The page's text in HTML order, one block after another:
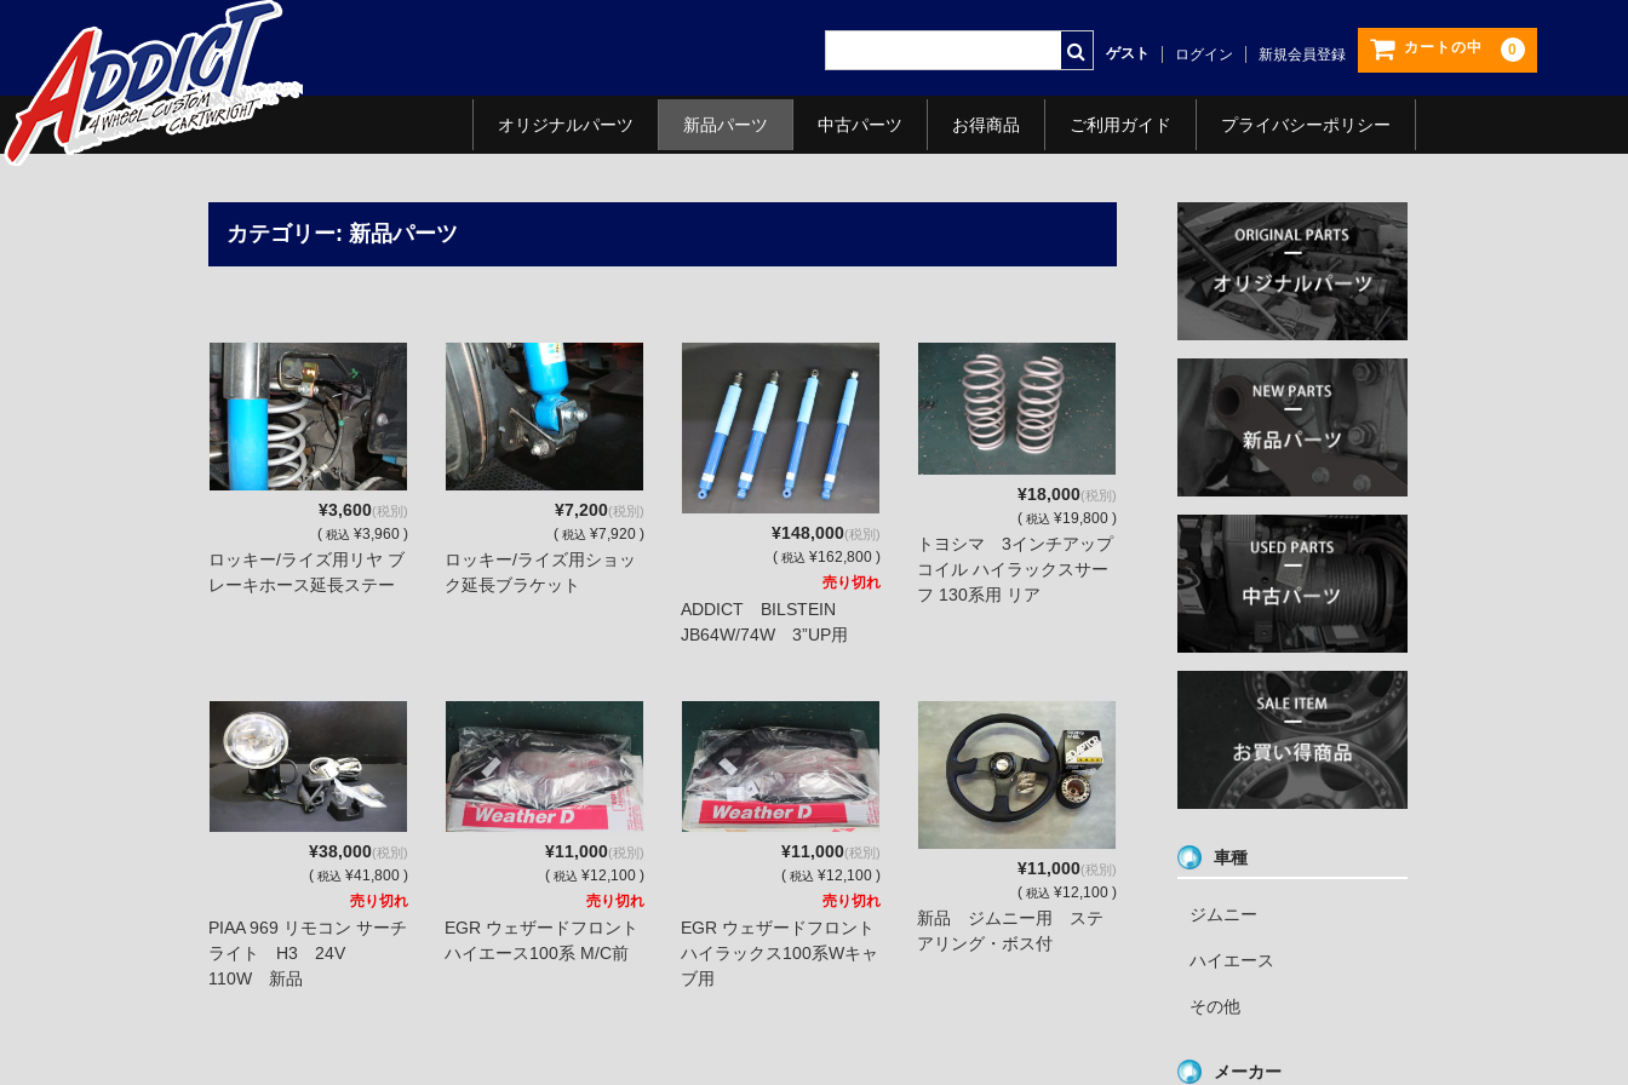
ゲスト ログイン 新規会員登録 カートの中 0
オリジナルパーツ 新品パーツ 中古パーツ お得商品 ご利用ガイド プライバシーポリシー
カテゴリー: 新品パーツ
¥3,600(税別)
( 税込 ¥3,960 )
ロッキー/ライズ用リヤ ブ
レーキホース延長ステー
¥7,200(税別)
( 税込 ¥7,920 )
ロッキー/ライズ用ショッ
ク延長ブラケット
¥148,000(税別)
( 税込 ¥162,800 )
売り切れ
ADDICT BILSTEIN
JB64W/74W 3”UP用
¥18,000(税別)
( 税込 ¥19,800 )
トヨシマ 3インチアップ
コイル ハイラックスサー
フ 130系用 リア
¥38,000(税別)
( 税込 ¥41,800 )
売り切れ
PIAA 969 リモコン サーチ
ライト H3 24V
110W 新品
¥11,000(税別)
( 税込 ¥12,100 )
売り切れ
EGR ウェザードフロント
ハイエース100系 M/C前
¥11,000(税別)
( 税込 ¥12,100 )
売り切れ
EGR ウェザードフロント
ハイラックス100系Wキャ
ブ用
¥11,000(税別)
( 税込 ¥12,100 )
新品 ジムニー用 ステ
アリング・ボス付
車種
ジムニー
ハイエース
その他
メーカー